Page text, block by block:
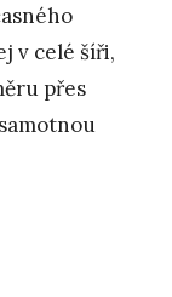
v celé šíři,
přes